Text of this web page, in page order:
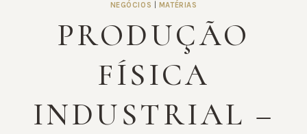
NEGÓCIOS
MATÉRIAS
PRODUÇÃO
FÍSICA
INDUSTRIAL –